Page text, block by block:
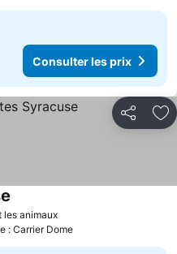
Consulter les prix
Partager
les animauxConsulter les prix
: Carrier Dome